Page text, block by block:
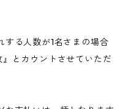
する人数が1名さまの場合
とカウントさせていただ